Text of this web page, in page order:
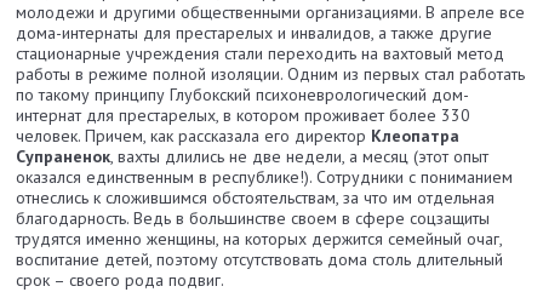
молодежи и другими общественными организациями. В апреле все
дома-интернаты для престарелых и инвалидов, а также другие
стационарные учреждения стали переходить на вахтовый метод
работы в режиме полной изоляции. Одним из первых стал работать
по такому принципу Глубокский психоневрологический дом-
интернат для престарелых, в котором проживает более 330
человек. Причем, как рассказала его директор Клеопатра
Супраненок, вахты длились не две недели, а месяц (этот опыт
оказался единственным в республике!). Сотрудники с пониманием
отнеслись к сложившимся обстоятельствам, за что им отдельная
благодарность. Ведь в большинстве своем в сфере соцзащиты
трудятся именно женщины, на которых держится семейный очаг,
воспитание детей, поэтому отсутствовать дома столь длительный
срок – своего рода подвиг.